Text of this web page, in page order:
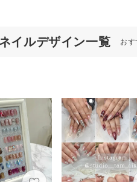
イルデザイン一覧 おす